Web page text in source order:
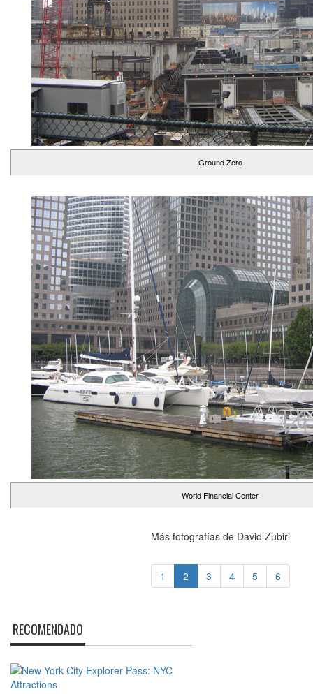
Ground Zero
World Financial Center
Más fotografías de David Zubiri
1 2 3 4 5 6
RECOMENDADO